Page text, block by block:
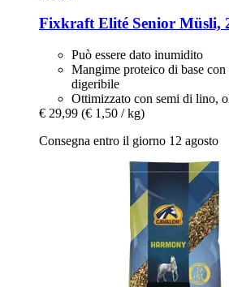
Fixkraft Elité Senior Müsli,
Può essere dato inumidito
Mangime proteico di base con
digeribile
Ottimizzato con semi di lino,
€ 29,99 (€ 1,50 / kg)
Consegna entro il giorno 12 agosto